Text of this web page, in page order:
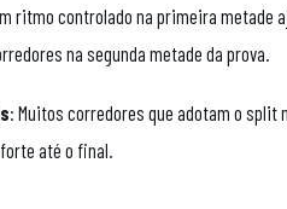
ritmo controlado na primeira metade
na segunda metade da prova.
: Muitos corredores que adotam o
até o final.